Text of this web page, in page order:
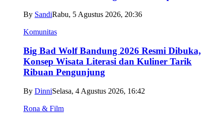
By SandiRabu, 5 Agustus 2026, 20:36
Komunitas
Big Bad Wolf Bandung 2026 Resmi Dibuka,
Konsep Wisata Literasi dan Kuliner Tarik
Ribuan Pengunjung
By DinniSelasa, 4 Agustus 2026, 16:42
Rona & Film